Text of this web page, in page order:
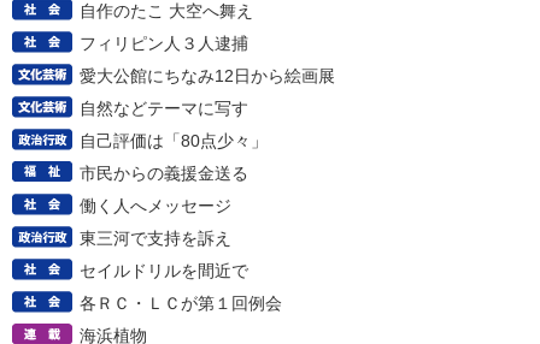
自作のたこ 大空へ舞え
フィリピン人３人逮捕
愛大公館にちなみ12日から絵画展
自然などテーマに写す
自己評価は「80点少々」
市民からの義援金送る
働く人へメッセージ
東三河で支持を訴え
セイルドリルを間近で
各ＲＣ・ＬＣが第１回例会
海浜植物